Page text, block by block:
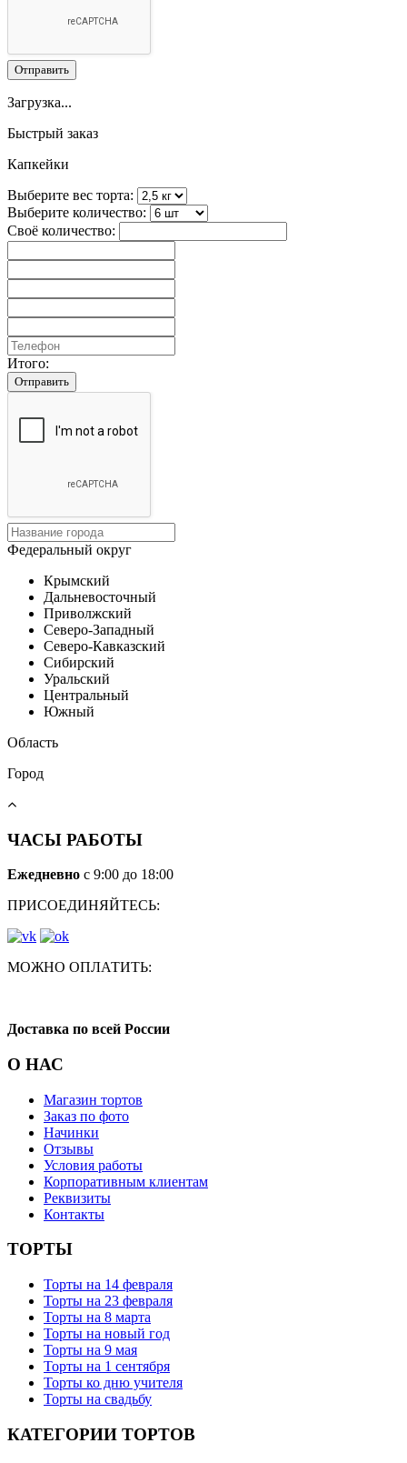
Отправить
Загрузка...
Быстрый заказ
Капкейки
Выберите вес торта:
Выберите количество:
Своё количество:
Итого:
Отправить
Федеральный округ
Крымский
Дальневосточный
Приволжский
Северо-Западный
Северо-Кавказский
Сибирский
Уральский
Центральный
Южный
Область
Город
ЧАСЫ РАБОТЫ
Ежедневно с 9:00 до 18:00
ПРИСОЕДИНЯЙТЕСЬ:
МОЖНО ОПЛАТИТЬ:
Доставка по всей России
О НАС
Магазин тортов
Заказ по фото
Начинки
Отзывы
Условия работы
Корпоративным клиентам
Реквизиты
Контакты
ТОРТЫ
Торты на 14 февраля
Торты на 23 февраля
Торты на 8 марта
Торты на новый год
Торты на 9 мая
Торты на 1 сентября
Торты ко дню учителя
Торты на свадьбу
КАТЕГОРИИ ТОРТОВ